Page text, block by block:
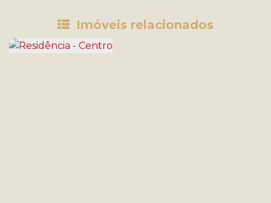
Imóveis relacionados